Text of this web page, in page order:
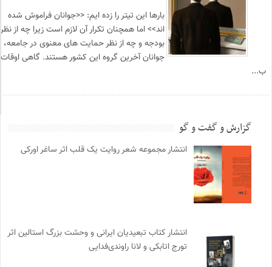
بارها این تیتر را زده ایم: <<جوانان فراموش شده
اند>> اما همچنان تکرار آن لازم است زیرا چه از نظر
بودجه و چه از نظر حمایت های معنوی در جامعه،
جوانان آخرین گروه این کشور هستند. گاهی اوقات
ب...
گزارش و گفت و گو
انتشار مجموعه شعر روایت یک قلب اثر ساغر اورکی
انتشار کتاب تبعیدیان ایرانی و وحشت بزرگ استالین اثر
تورج اتابکی و لانا راوندی‌فدایی